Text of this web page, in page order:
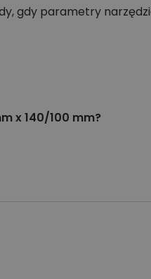
gdy parametry
x 140/100 mm?